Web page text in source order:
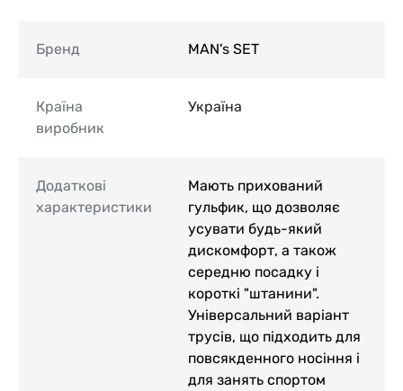
Бренд MAN's SET
Країна
виробник
Україна
Додаткові
характеристики
Мають прихований
гульфик, що дозволяє
усувати будь-який
дискомфорт, а також
середню посадку і
короткі "штанини".
Універсальний варіант
трусів, що підходить для
повсякденного носіння і
для занять спортом